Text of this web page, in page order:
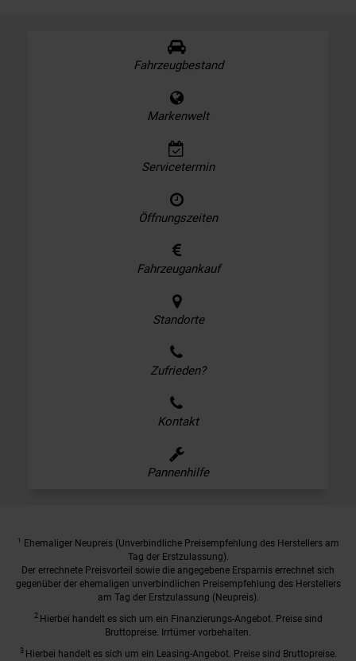
Fahrzeugbestand
Markenwelt
Servicetermin
Öffnungszeiten
Fahrzeugankauf
Standorte
Zufrieden?
Kontakt
Pannenhilfe
1
Ehemaliger Neupreis (Unverbindliche Preisempfehlung des Herstellers am
Tag der Erstzulassung).
Der errechnete Preisvorteil sowie die angegebene Ersparnis errechnet sich
gegenüber der ehemaligen unverbindlichen Preisempfehlung des Herstellers
am Tag der Erstzulassung (Neupreis).
2 Hierbei handelt es sich um ein Finanzierungs-Angebot. Preise sind
Bruttopreise. Irrtümer vorbehalten.
3 Hierbei handelt es sich um ein Leasing-Angebot. Preise sind Bruttopreise.